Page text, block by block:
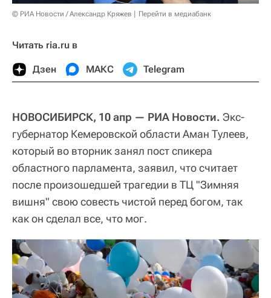
© РИА Новости / Александр Кряжев Перейти в медиабанк
Читать ria.ru в
Дзен МАКС Telegram
НОВОСИБИРСК, 10 апр — РИА Новости. Экс-
губернатор Кемеровской области Аман Тулеев,
который во вторник занял пост спикера
областного парламента, заявил, что считает
после произошедшей трагедии в ТЦ "Зимняя
вишня" свою совесть чистой перед богом, так
как он сделал все, что мог.